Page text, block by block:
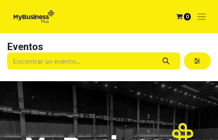
0
Eventos